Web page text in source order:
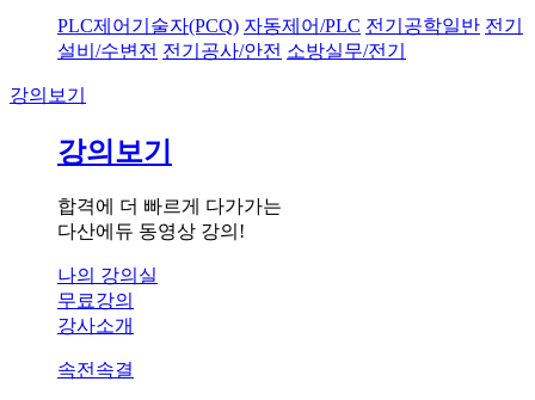
PLC제어기술자(PCQ) 자동제어/PLC 전기공학일반 전기
설비/수변전 전기공사/안전 소방실무/전기
강의보기
강의보기
합격에 더 빠르게 다가가는
다산에듀 동영상 강의!
나의 강의실
무료강의
강사소개
속전속결